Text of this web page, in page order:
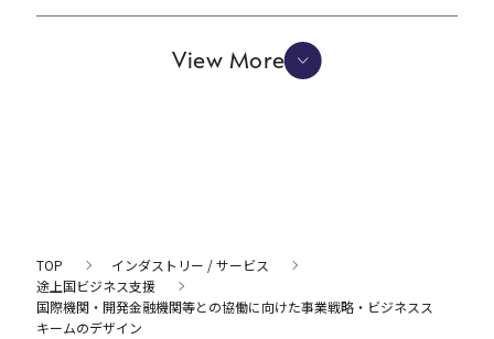
View More
TOP
インダストリー / サービス
途上国ビジネス支援
国際機関・開発金融機関等との協働に向けた事業戦略・ビジネスス
キームのデザイン